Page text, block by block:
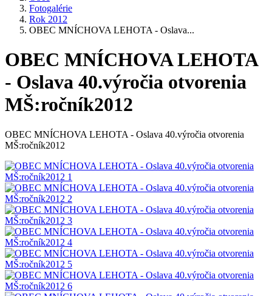
Fotogalérie
Rok 2012
OBEC MNÍCHOVA LEHOTA - Oslava...
OBEC MNÍCHOVA LEHOTA
- Oslava 40.výročia otvorenia
MŠ:ročník2012
OBEC MNÍCHOVA LEHOTA - Oslava 40.výročia otvorenia
MŠ:ročník2012